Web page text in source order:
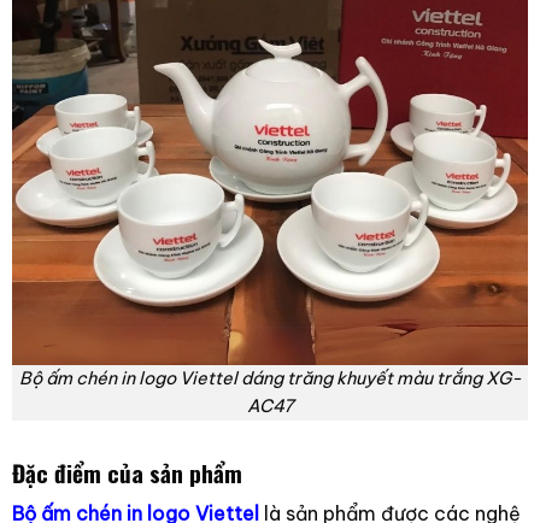
Bộ ấm chén in logo Viettel dáng trăng khuyết màu trắng XG-
AC47
Đặc điểm của sản phẩm
Bộ ấm chén in logo Viettel
là sản phẩm được các nghệ